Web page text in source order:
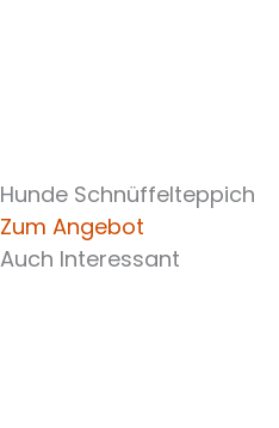
Hunde Schnüffelteppich
Zum Angebot
Auch Interessant